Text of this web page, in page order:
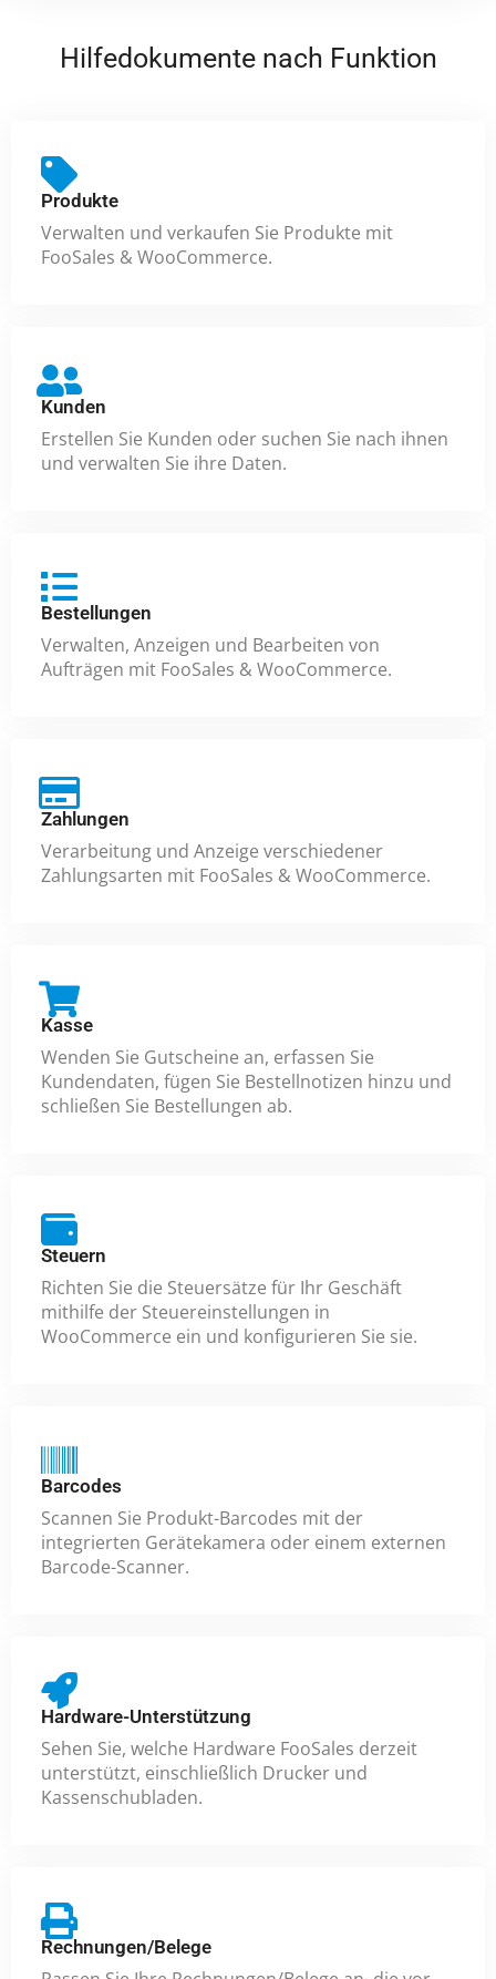
Hilfedokumente nach Funktion
Produkte
Verwalten und verkaufen Sie Produkte mit
FooSales & WooCommerce.
Kunden
Erstellen Sie Kunden oder suchen Sie nach ihnen
und verwalten Sie ihre Daten.
Bestellungen
Verwalten, Anzeigen und Bearbeiten von
Aufträgen mit FooSales & WooCommerce.
Zahlungen
Verarbeitung und Anzeige verschiedener
Zahlungsarten mit FooSales & WooCommerce.
Kasse
Wenden Sie Gutscheine an, erfassen Sie
Kundendaten, fügen Sie Bestellnotizen hinzu und
schließen Sie Bestellungen ab.
Steuern
Richten Sie die Steuersätze für Ihr Geschäft
mithilfe der Steuereinstellungen in
WooCommerce ein und konfigurieren Sie sie.
Barcodes
Scannen Sie Produkt-Barcodes mit der
integrierten Gerätekamera oder einem externen
Barcode-Scanner.
Hardware-Unterstützung
Sehen Sie, welche Hardware FooSales derzeit
unterstützt, einschließlich Drucker und
Kassenschubladen.
Rechnungen/Belege